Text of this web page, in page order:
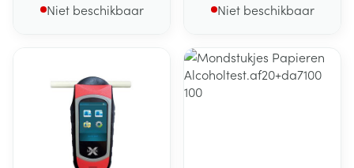
Niet beschikbaar Niet beschikbaar